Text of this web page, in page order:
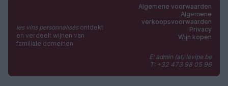
les vins personnalisésontdekt
en verdeelt wijnen van
familiale domeinen
Algemene voorwaarden
Algemene
verkoopsvoorwaarden
Privacy
Wijn kopen
E: admin (at) levipe.be
T: +32 473 98 05 96